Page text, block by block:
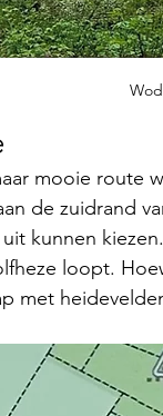
mooie route
de zuidrand
kunnen kiezen.
loopt.
met